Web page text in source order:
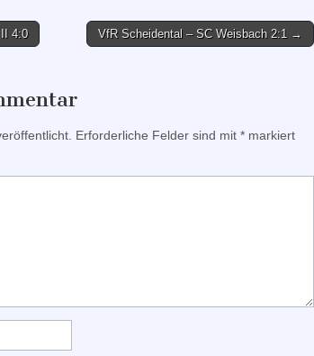
4:0 VfR Scheidental – SC Weisbach 2:1 →
Erforderliche Felder sind mit * markiert